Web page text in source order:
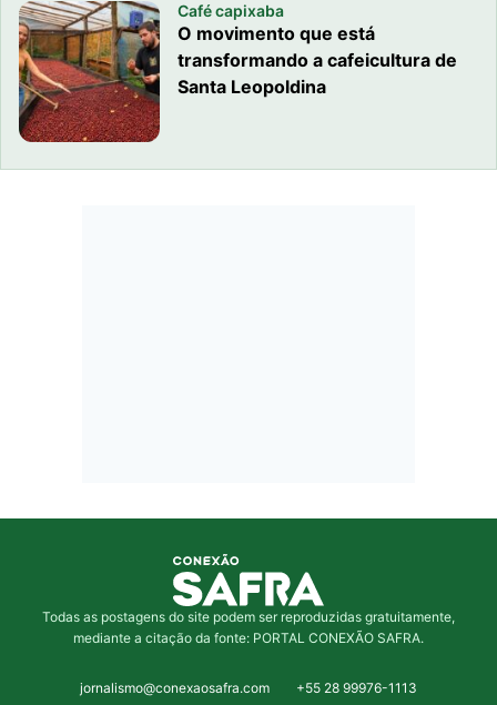
Café capixaba
O movimento que está
transformando a cafeicultura de
Santa Leopoldina
Todas as postagens do site podem ser reproduzidas gratuitamente,
mediante a citação da fonte: PORTAL CONEXÃO SAFRA.
jornalismo@conexaosafra.com +55 28 99976-1113